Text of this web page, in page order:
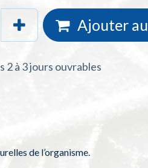
Ajouter au
2 à 3 jours ouvrables
de l’organisme.